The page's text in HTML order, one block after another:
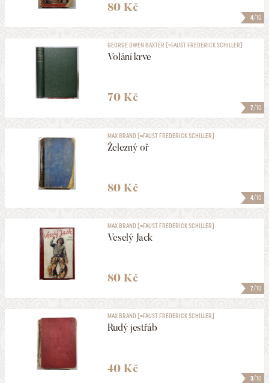
4/10
80 Kč
7/10
GEORGE OWEN BAXTER [=FAUST FREDERICK SCHILLER]
Volání krve
70 Kč
4/10
MAX BRAND [=FAUST FREDERICK SCHILLER]
Železný oř
80 Kč
7/10
MAX BRAND [=FAUST FREDERICK SCHILLER]
Veselý Jack
80 Kč
3/10
MAX BRAND [=FAUST FREDERICK SCHILLER]
Rudý jestřáb
40 Kč